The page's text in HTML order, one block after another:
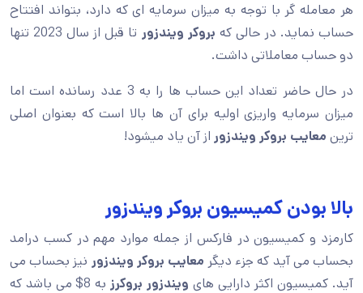
هر معامله گر با توجه به میزان سرمایه ای که دارد، بتواند افتتاح
حساب نماید. در حالی که بروکر ویندزور
تا قبل از سال 2023 تنها
دو حساب معاملاتی داشت.
در حال حاضر تعداد این حساب ها را به 3 عدد رسانده است اما
میزان سرمایه واریزی اولیه برای آن ها بالا است که بعنوان اصلی
ترین معایب بروکر ویندزور از آن یاد میشود!
بالا بودن کمیسیون بروکر ویندزور
کارمزد و کمیسیون در فارکس از جمله موارد مهم در کسب درامد
بحساب می آید که جزء دیگر معایب بروکر ویندزور نیز بحساب می
آید. کمیسیون اکثر دارایی های ویندزور بروکرز
به 8$ می باشد که